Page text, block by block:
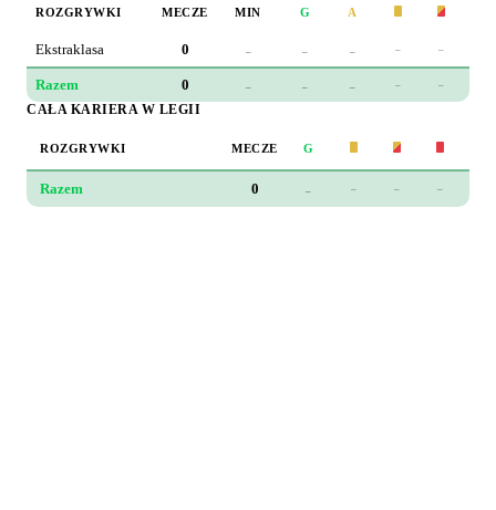
ROZGRYWKI MECZE MIN G A
Ekstraklasa 0 – – – – –
Razem 0 – – – – –
CAŁA KARIERA W LEGII
ROZGRYWKI MECZE G
Razem 0 – – – –